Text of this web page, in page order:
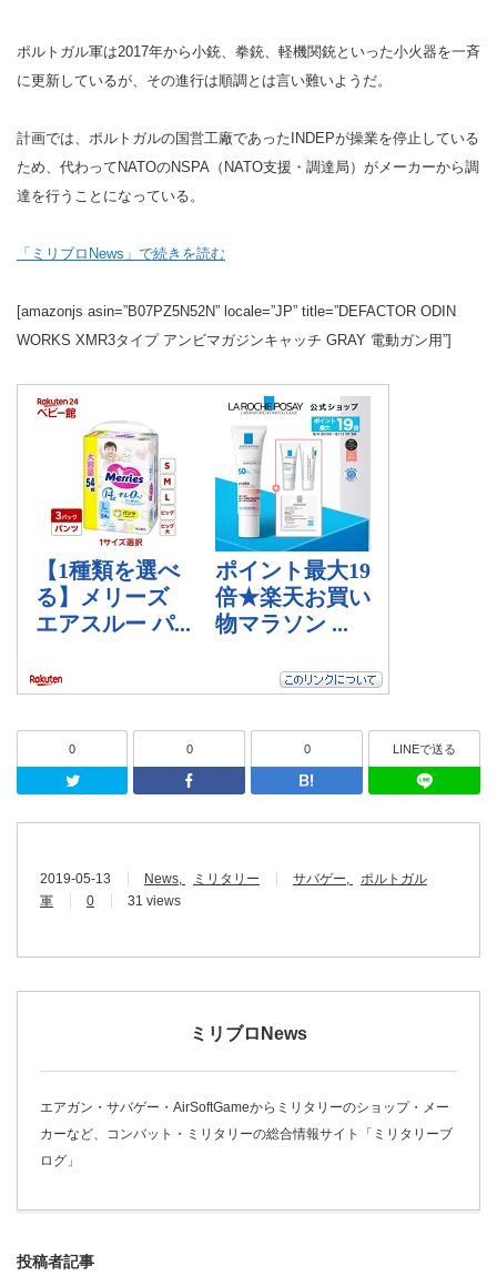
ポルトガル軍は2017年から小銃、拳銃、軽機関銃といった小火器を一斉
に更新しているが、その進行は順調とは言い難いようだ。
計画では、ポルトガルの国営工廠であったINDEPが操業を停止している
ため、代わってNATOのNSPA（NATO支援・調達局）がメーカーから調
達を行うことになっている。
「ミリブロNews」で続きを読む
[amazonjs asin=”B07PZ5N52N” locale=”JP” title=”DEFACTOR ODIN
WORKS XMR3タイプ アンビマガジンキャッチ GRAY 電動ガン用”]
0
Twitter
0
Facebook
0
はてなブッ
LINEで送る
2019-05-13 News ミリタリー サバゲー
ポルトガル
軍
0 31 views
ミリブロNews
エアガン・サバゲー・AirSoftGameからミリタリーのショップ・メー
カーなど、コンバット・ミリタリーの総合情報サイト「ミリタリーブ
ログ」
投稿者記事